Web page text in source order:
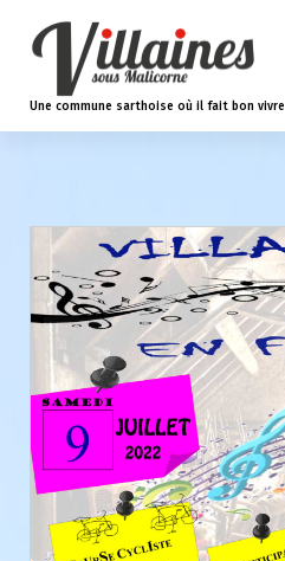
Une commune sarthoise où il fait bon vivre